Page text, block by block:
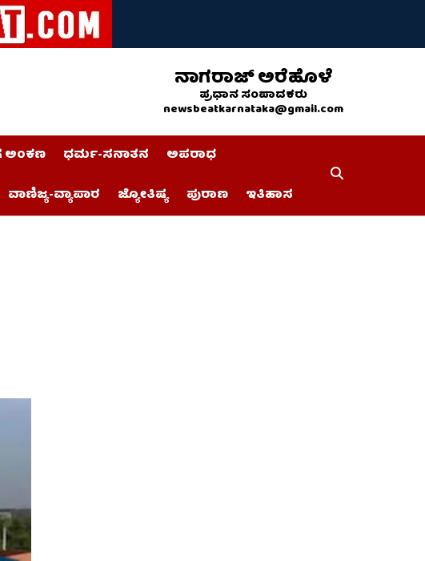
ನಾಗರಾಜ್ ಅರೆಹೊಳೆ
ಪ್ರಧಾನ ಸಂಪಾದಕರು
newsbeatkarnataka@gmail.com
ಅಂಕಣ ಧರ್ಮ-ಸನಾತನ
ಅಪರಾಧ
ವಾಣಿಜ್ಯ-ವ್ಯಾಪಾರ ಜ್ಯೋತಿಷ್ಯ ಪುರಾಣ ಇತಿಹಾಸ